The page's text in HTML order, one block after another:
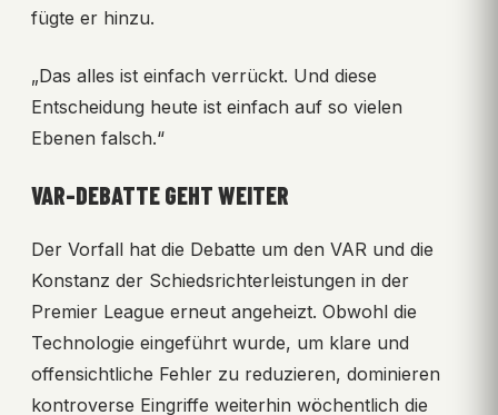
fügte er hinzu.
„Das alles ist einfach verrückt. Und diese
Entscheidung heute ist einfach auf so vielen
Ebenen falsch.“
VAR-DEBATTE GEHT WEITER
Der Vorfall hat die Debatte um den VAR und die
Konstanz der Schiedsrichterleistungen in der
Premier League erneut angeheizt. Obwohl die
Technologie eingeführt wurde, um klare und
offensichtliche Fehler zu reduzieren, dominieren
kontroverse Eingriffe weiterhin wöchentlich die